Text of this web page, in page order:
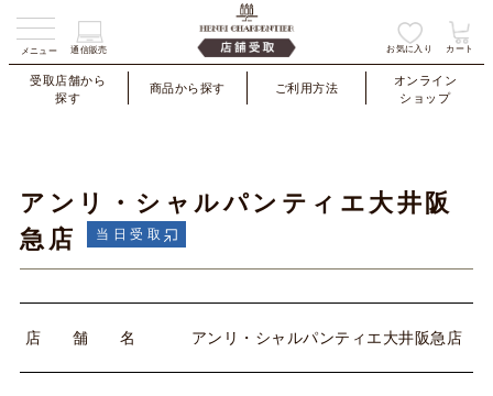
メニュー 通信販売 お気に入り カート
受取店舗から
探す
商品から探す ご利用方法
オンライン
ショップ
アンリ・シャルパンティエ大井阪
急店
当日受取
店 舗 名 アンリ・シャルパンティエ大井阪急店